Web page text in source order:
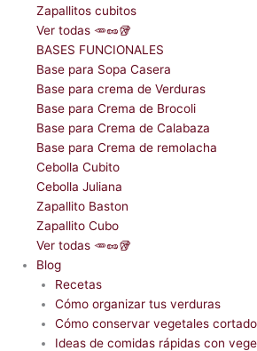
Zapallitos cubitos
Ver todas 🥕🥜🥡
BASES FUNCIONALES
Base para Sopa Casera
Base para crema de Verduras
Base para Crema de Brocoli
Base para Crema de Calabaza
Base para Crema de remolacha
Cebolla Cubito
Cebolla Juliana
Zapallito Baston
Zapallito Cubo
Ver todas 🥕🥜🥡
Blog
Recetas
Cómo organizar tus verduras
Cómo conservar vegetales
Ideas de comidas rápidas con